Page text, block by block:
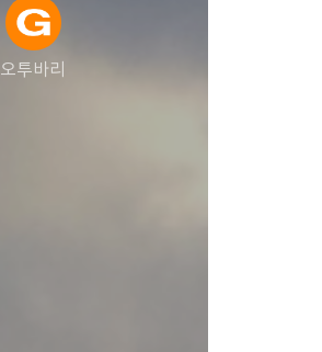
오투바리